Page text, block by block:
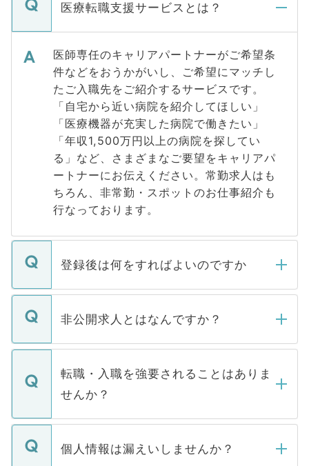
医療転職支援サービスとは？
医師専任のキャリアパートナーがご希望条
件などをおうかがいし、ご希望にマッチし
たご入職先をご紹介するサービスです。
「自宅から近い病院を紹介してほしい」
「医療機器が充実した病院で働きたい」
「年収1,500万円以上の病院を探してい
る」など、さまざまなご要望をキャリアパ
ートナーにお伝えください。常勤求人はも
ちろん、非常勤・スポットのお仕事紹介も
行なっております。
登録後は何をすればよいのですか
ご登録いただきましたら、弊社担当者がご
登録内容を確認し、その後メールもしくは
ます。通常、5営業日以内にはご連絡をせて
いただきますので、しばらくお待ちくださ
非公開求人とはなんですか？
マイナビDOCTORで取り扱っている求人の
うち約3割は、Webサイトからご覧いただ
けない「非公開求人」です。非公開求人は
下記の理由によって、一般には公開してい
ません。
■応募殺到を避けるため 人気のある医療機
転職・入職を強要されることはありま
せんか？
転職・入職を強要することは一切ありませ
ん。また、仮に応募先から内定をいただい
個人情報は漏えいしませんか？